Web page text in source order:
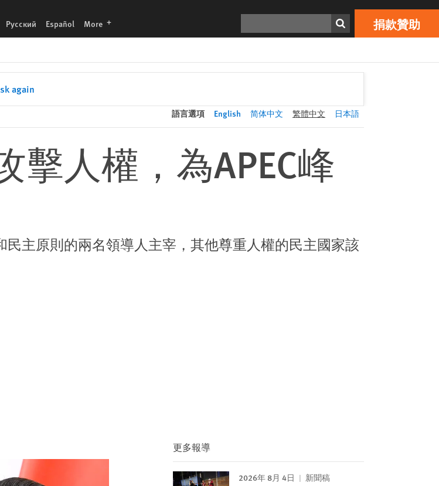
Русский Español More languages 捐款贊助
again
Print 捐款贊助
語言選項 English 简体中文 繁體中文 日本語
人權，為APEC峰
主原則的兩名領導人主宰，其他尊重人權的民主國家該
更多報導
2026年 8月 4日 新聞稿